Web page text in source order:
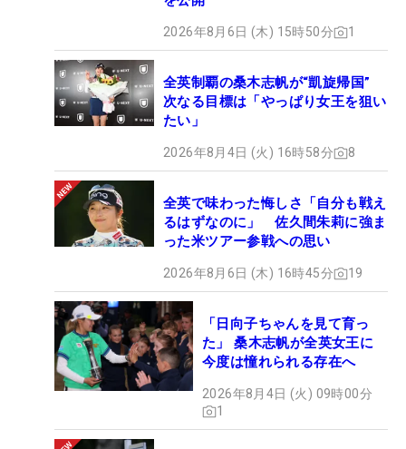
2026年8月6日 (木) 15時50分 1
全英制覇の桑木志帆が“凱旋帰国”
次なる目標は「やっぱり女王を狙い
たい」
2026年8月4日 (火) 16時58分 8
全英で味わった悔しさ「自分も戦え
るはずなのに」 佐久間朱莉に強ま
った米ツアー参戦への思い
2026年8月6日 (木) 16時45分 19
「日向子ちゃんを見て育っ
た」 桑木志帆が全英女王に
今度は憧れられる存在へ
2026年8月4日 (火) 09時00分
1